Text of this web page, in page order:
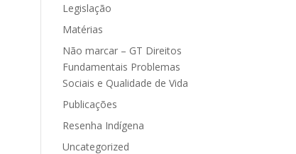
Legislação
Matérias
Não marcar – GT Direitos
Fundamentais Problemas
Sociais e Qualidade de Vida
Publicações
Resenha Indígena
Uncategorized